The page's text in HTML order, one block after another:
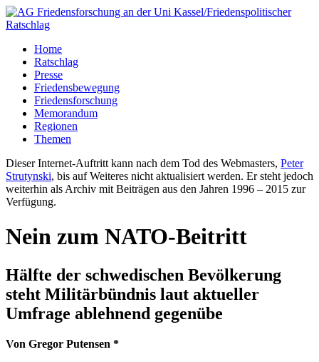
Home
Ratschlag
Presse
Friedensbewegung
Friedensforschung
Memorandum
Regionen
Themen
Dieser Internet-Auftritt kann nach dem Tod des Webmasters, Peter
Strutynski, bis auf Weiteres nicht aktualisiert werden. Er steht jedoch
weiterhin als Archiv mit Beiträgen aus den Jahren 1996 – 2015 zur
Verfügung.
Nein zum NATO-Beitritt
Hälfte der schwedischen Bevölkerung
steht Militärbündnis laut aktueller
Umfrage ablehnend gegenübe
Von Gregor Putensen *